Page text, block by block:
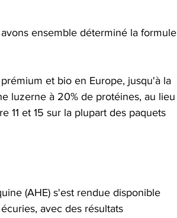
ensemble déterminé la formule
et bio en Europe, jusqu'à la
luzerne à 20% de protéines, au lieu
11 et 15 sur la plupart des paquets
(AHE) s'est rendue disponible
avec des résultats